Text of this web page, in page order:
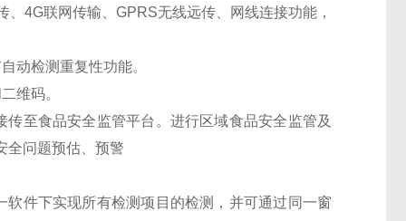
4G联网传输、GPRS无线远传、网线连接功能，
动检测重复性功能。
维码。
至食品安全监管平台。进行区域食品安全监管及
全问题预估、预警
件下实现所有检测项目的检测，并可通过同一窗